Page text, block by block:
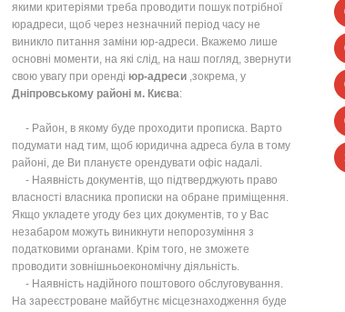
якими критеріями треба проводити пошук потрібної
юрадреси, щоб через незначний період часу не
виникло питання заміни юр-адреси. Вкажемо лише
основні моменти, на які слід, на наш погляд, звернути
свою увагу при оренді юр-адреси ,зокрема, у
Дніпровському районі м. Києва:
- Район, в якому буде проходити прописка. Варто
подумати над тим, щоб юридична адреса була в тому
районі, де Ви плануєте орендувати офіс надалі.
- Наявність документів, що підтверджують право
власності власника прописки на обране приміщення.
Якщо укладете угоду без цих документів, то у Вас
незабаром можуть виникнути непорозуміння з
податковими органами. Крім того, не зможете
проводити зовнішньоекономічну діяльність.
- Наявність надійного поштового обслуговування.
На зареєстроване майбутнє місцезнаходження буде